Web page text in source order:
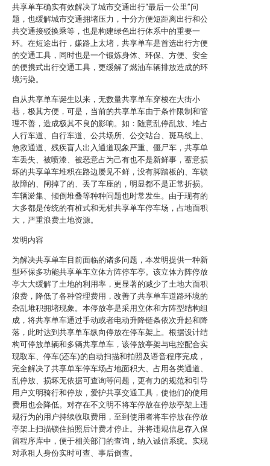
共享单车确实有效解决了城市交通出行“最后一公里”问
题，也缓解城市交通拥堵压力，十分方便短距离出行和公
共交通接驳换乘等，也是构建绿色出行体系中的重要一
环。在短途出行，嫌路上太堵，共享单车是首选出行方便
的交通工具，同时也是一个锻炼身体、环保、方便、安全
的便携式出行交通工具，更缓解了燃油车辆排放造成的环
境污染。
自从共享单车诞生以来，无数量共享单车穿梭在大街小
巷，极其方便，可是，当前的共享单车由于条件限制和管
理不善，造成极其不良的影响。如：随意乱停乱放、堆占
人行车道、自行车道、公共场所、公交站台、斑马线上、
急救通道、残疾盲人出入通道现象严重、僵尸车，共享单
车丢失、被喷漆、被恶意占为己有也不是新鲜事，蓄意损
坏的共享单车堆积在路边屡见不鲜，没有脚踏板的、车锁
故障的、闸掉了的、丢了车座的，明显都不是正常折损。
车辆淤集、倾倒堆叠等种种问题也时常发生。由于现有的
大多都是传统的有桩式和无桩共享单车停车场，占地面积
大，严重浪费土地资源。
发明内容
为解决共享单车目前面临的诸多问题，本发明提供一种新
型环保多功能共享单车立体方阵停车亭。该立体方阵停放
亭大大缓解了土地的利用率，更显著的减少了土地大面积
浪费，降低了各种管理费用，改善了共享单车道路环境的
杂乱堆积拥堵现象。本停放亭是采用立体和方阵型结构组
成，将共享单车通过手动或者电动升降链条依次升起和降
落，此时达到共享单车纵向停放在停车架上。根据设计结
构可停放单辆和多辆共享单车，该停放亭架与电控配合实
现取车、停车(还车)的自动扫描和拍照及语音程序完成，
完全解决了共享单车停车场占地面积大、占用各类通道、
乱停放、损坏无依据可查询等问题，更有力的规范和引导
用户文明骑行和停放，爱护共享交通工具，使他们的使用
费用也会降低。对存在不文明不将车停放在停放亭架上违
规行为的用户持续收取费用，至到使用者将车停放在停放
亭架上扫描锁住拍照后计费才停止。并将违规信息存入保
留程序库中，便于相关部门的查询，纳入诚信系统。实现
对承租人身份实时可查、事后倒查。